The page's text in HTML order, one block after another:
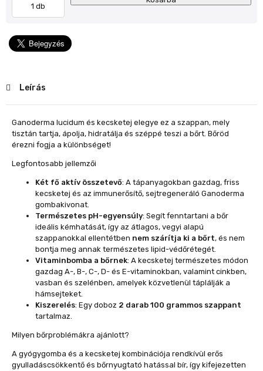
Leírás
Ganoderma lucidum és kecsketej elegye ez a szappan, mely
tisztán tartja, ápolja, hidratálja és széppé teszi a bőrt. Bőröd
érezni fogja a különbséget!
Legfontosabb jellemzői
Két fő aktív összetevő: A tápanyagokban gazdag, friss
kecsketej és az immunerősítő, sejtregeneráló Ganoderma
gombakivonat.
Természetes pH-egyensúly: Segít fenntartani a bőr
ideális kémhatását, így az átlagos, vegyi alapú
szappanokkal ellentétben nem szárítja ki a bőrt, és nem
bontja meg annak természetes lipid-védőrétegét.
Vitaminbomba a bőrnek: A kecsketej természetes módon
gazdag A-, B-, C-, D- és E-vitaminokban, valamint cinkben,
vasban és szelénben, amelyek közvetlenül táplálják a
hámsejteket.
Kiszerelés: Egy doboz 2 darab 100 grammos szappant
tartalmaz.
Milyen bőrproblémákra ajánlott?
A gyógygomba és a kecsketej kombinációja rendkívül erős
gyulladáscsökkentő és bőrnyugtató hatással bír, így kifejezetten